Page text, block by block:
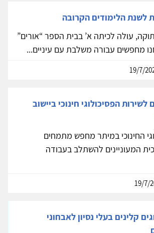
הלימודים הקרובה
עולה לכיתה א’ בבית הספר “אורים”
מחפשים עבורה משלבת עם עיניים...
הפסיכולוגי חינוכי ביישוב
החינוכי במיתר מחפש מתמחים
המעוניינים להשתלב בעבודה
קלינים בעלי נסיון לאבחוני